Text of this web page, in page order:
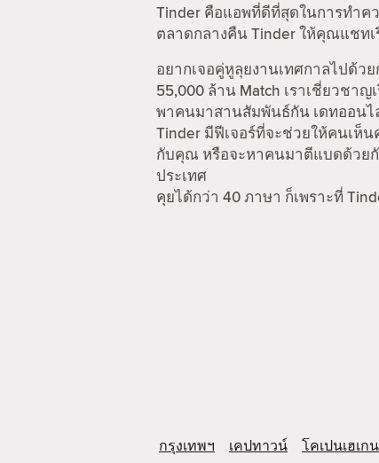
Tinder คือแอพที่ดีที่สุดในการทำค
ตลาดกลางคืน Tinder ให้คุณแชท
อยากเจอคู่หูลุยงานเทศกาลไปด้ว
55,000 ล้าน Match เราเชี่ยวชาญ
พาคนมาสานสัมพันธ์กัน เดทออนไ
Tinder มีฟีเจอร์ที่จะช่วยให้คนเ
กับคุณ หรือจะหาคนมาตีแบดด้วยกั
ประเทศ
คุยได้กว่า 40 ภาษา ก็เพราะที่
กรุงเทพฯ เคปทาวน์ โคเปนเฮเกน